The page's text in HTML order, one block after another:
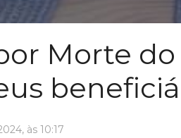
Morte
às 10:17